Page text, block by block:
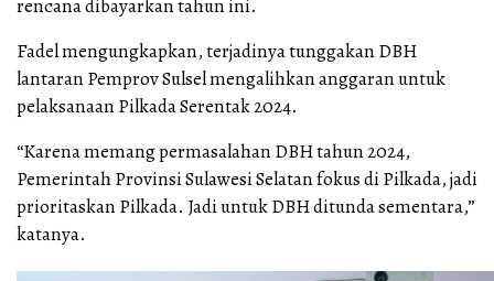
rencana dibayarkan tahun ini.
Fadel mengungkapkan, terjadinya tunggakan DBH
lantaran Pemprov Sulsel mengalihkan anggaran untuk
pelaksanaan Pilkada Serentak 2024.
“Karena memang permasalahan DBH tahun 2024,
Pemerintah Provinsi Sulawesi Selatan fokus di Pilkada, jadi
prioritaskan Pilkada. Jadi untuk DBH ditunda sementara,”
katanya.